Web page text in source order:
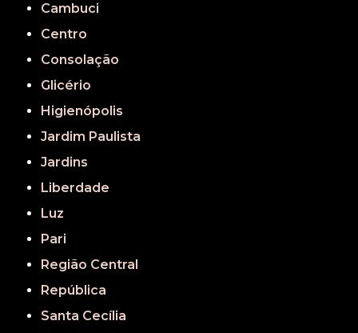
Cambuci
Centro
Consolação
Glicério
Higienópolis
Jardim Paulista
Jardins
Liberdade
Luz
Pari
Região Central
República
Santa Cecília